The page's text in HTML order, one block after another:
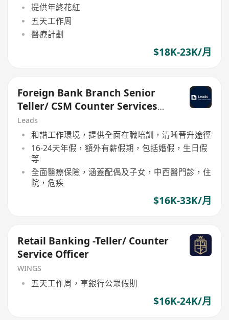
提供年終花紅
五天工作周
醫療計劃
$18K-23K/月
Foreign Bank Branch Senior
Teller/ CSM Counter Services
Manager up to 32k IIQE
Leads
和諧工作環境，提供全面在職培訓，清晰晉升途徑
16-24天年假，額外有薪假期，包括婚假，生日假
等
全面醫療保險，涵蓋配偶及子女，中西醫門診，住
院，危疾
$16K-33K/月
Retail Banking -Teller/ Counter
Service Officer
WINGS
五天工作周，享銀行公眾假期
$16K-24K/月